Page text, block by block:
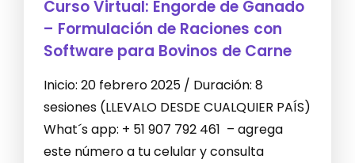
Curso Virtual: Engorde de Ganado
– Formulación de Raciones con
Software para Bovinos de Carne
Inicio: 20 febrero 2025 / Duración: 8
sesiones (LLEVALO DESDE CUALQUIER PAÍS)
What´s app: + 51 907 792 461 – agrega
este número a tu celular y consulta